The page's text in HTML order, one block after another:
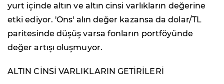
yurt içinde altın ve altın cinsi varlıkların değerine
etki ediyor. 'Ons' alın değer kazansa da dolar/TL
paritesinde düşüş varsa fonların portföyünde
değer artışı oluşmuyor.
ALTIN CİNSİ VARLIKLARIN GETİRİLERİ